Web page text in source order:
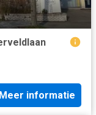
Meer informatie